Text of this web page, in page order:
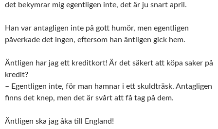
det bekymrar mig egentligen inte, det är ju snart april.
Han var antagligen inte på gott humör, men egentligen
påverkade det ingen, eftersom han äntligen gick hem.
Äntligen har jag ett kreditkort! Är det säkert att köpa saker på
kredit?
– Egentligen inte, för man hamnar i ett skuldträsk. Antagligen
finns det knep, men det är svårt att få tag på dem.
Äntligen ska jag åka till England!